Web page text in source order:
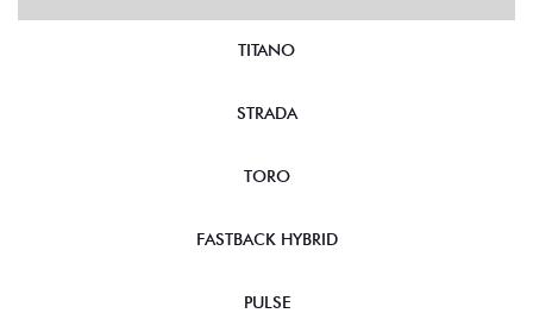
TITANO
STRADA
TORO
FASTBACK HYBRID
PULSE